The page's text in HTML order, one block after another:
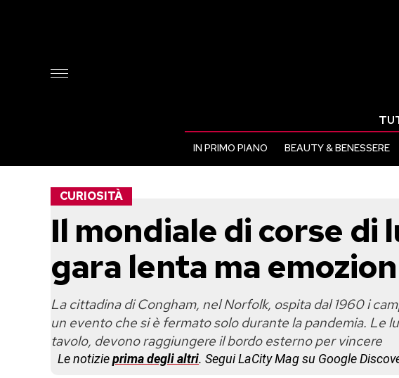
IN PRIMO PIANO BEAUTY & BENESSERE
CURIOSITÀ
Il mondiale di corse di
gara lenta ma
La cittadina di Congham, nel Norfolk, ospita dal 1960 i
un evento che si è fermato solo durante la pandemia. Le
tavolo, devono raggiungere il bordo esterno per vincere
Le notizieprima degli altri. Segui LaCity Mag su Google